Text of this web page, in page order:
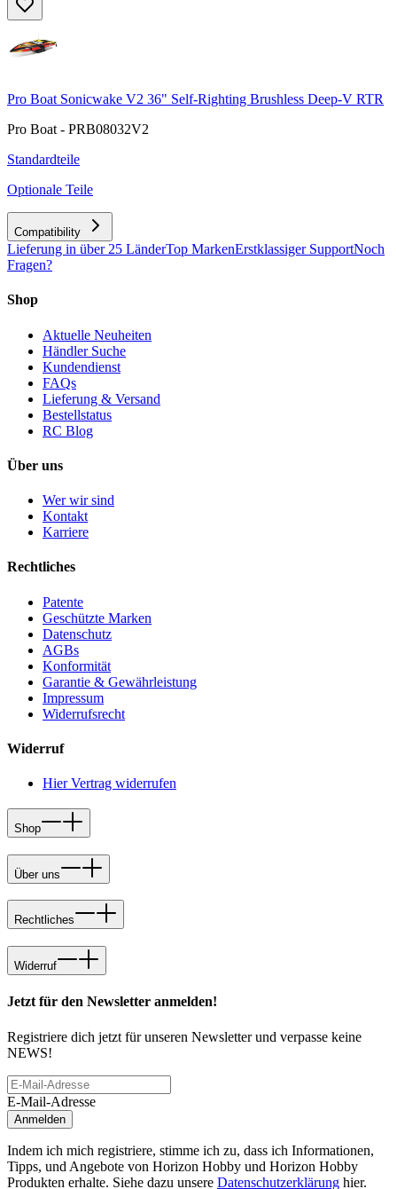
Pro Boat Sonicwake V2 36" Self-Righting Brushless Deep-V RTR
Pro Boat - PRB08032V2
Standardteile
Optionale Teile
Compatibility
Lieferung in über 25 LänderTop MarkenErstklassiger SupportNoch
Fragen?
Shop
Aktuelle Neuheiten
Händler Suche
Kundendienst
FAQs
Lieferung & Versand
Bestellstatus
RC Blog
Über uns
Wer wir sind
Kontakt
Karriere
Rechtliches
Patente
Geschützte Marken
Datenschutz
AGBs
Konformität
Garantie & Gewährleistung
Impressum
Widerrufsrecht
Widerruf
Hier Vertrag widerrufen
Shop
Über uns
Rechtliches
Widerruf
Jetzt für den Newsletter anmelden!
Registriere dich jetzt für unseren Newsletter und verpasse keine
NEWS!
E-Mail-Adresse
Anmelden
Indem ich mich registriere, stimme ich zu, dass ich Informationen,
Tipps, und Angebote von Horizon Hobby und Horizon Hobby
Produkten erhalte. Siehe dazu unsere Datenschutzerklärung hier.